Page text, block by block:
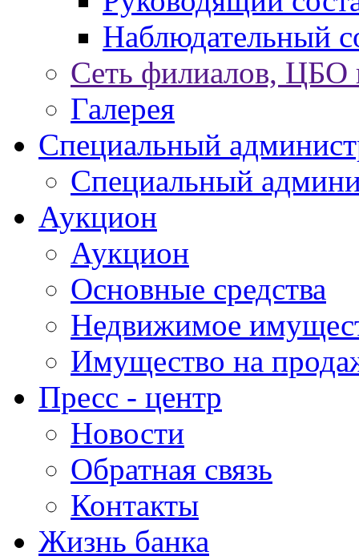
Наблюдательный
Сеть филиалов,
Галерея
Специальный
Специальный
Аукцион
Аукцион
Основные средства
Недвижимое
Имущество на
Пресс - центр
Новости
Обратная связь
Контакты
Жизнь банка